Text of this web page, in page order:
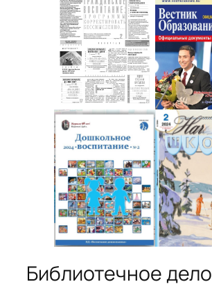
Библиотечное дело